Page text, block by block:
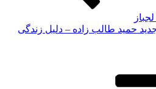
جدید حمید طالب زاده – دلیل زندگی